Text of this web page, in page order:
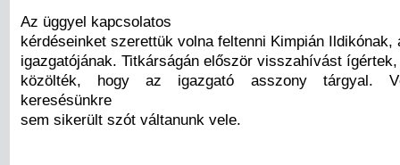
Az üggyel kapcsolatos
kérdéseinket szerettük volna feltenni Kimpián Ildikónak,
igazgatójának. Titkárságán először visszahívást
közölték, hogy az igazgató asszony tárgyal.
keresésünkre
sem sikerült szót váltanunk vele.